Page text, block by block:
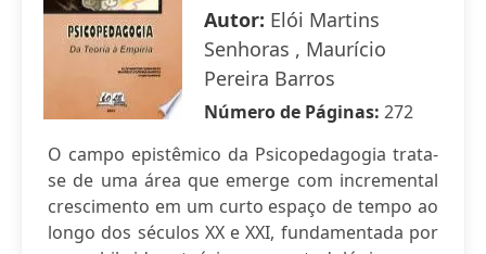
Autor: Elói Martins
Senhoras , Maurício
Pereira Barros
Número de Páginas: 272
O campo epistêmico da Psicopedagogia trata-
se de uma área que emerge com incremental
crescimento em um curto espaço de tempo ao
longo dos séculos XX e XXI, fundamentada por